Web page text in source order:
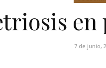
7 de junio,